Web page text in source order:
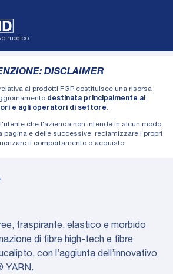
medico
DISCLAIMER
ai prodotti FGP costituisce una risorsa
destinata principalmente ai
e agli operatori di settore.
che l'azienda non intende in alcun modo,
pagina e delle successive, reclamizzare i propri
il comportamento d'acquisto.
traspirante, elastico e morbido
di fibre high-tech e fibre
con l’aggiunta dell’innovativo
YARN.